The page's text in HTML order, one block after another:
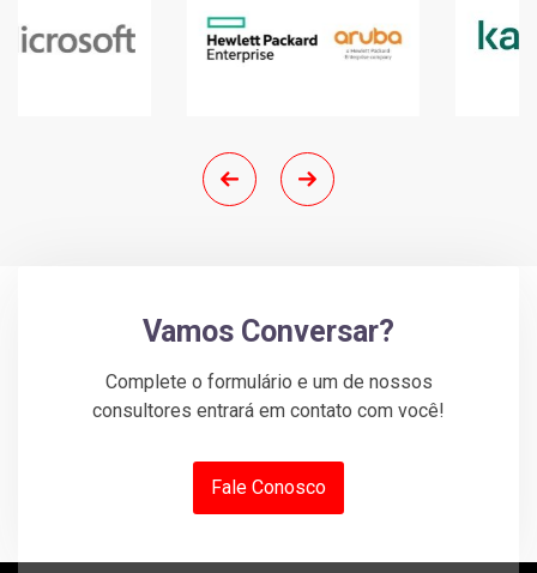
Vamos Conversar?
Complete o formulário e um de nossos
consultores entrará em contato com você!
Fale Conosco